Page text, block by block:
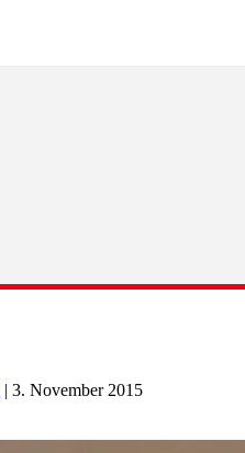
| 3. November 2015